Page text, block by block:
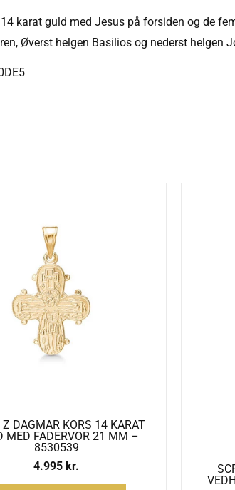
karat guld med Jesus på forsiden og de
Øverst helgen Basilios og nederst helgen
Z DAGMAR KORS 14 KARAT
MED FADERVOR 21 MM –
8530539
4.995 kr.